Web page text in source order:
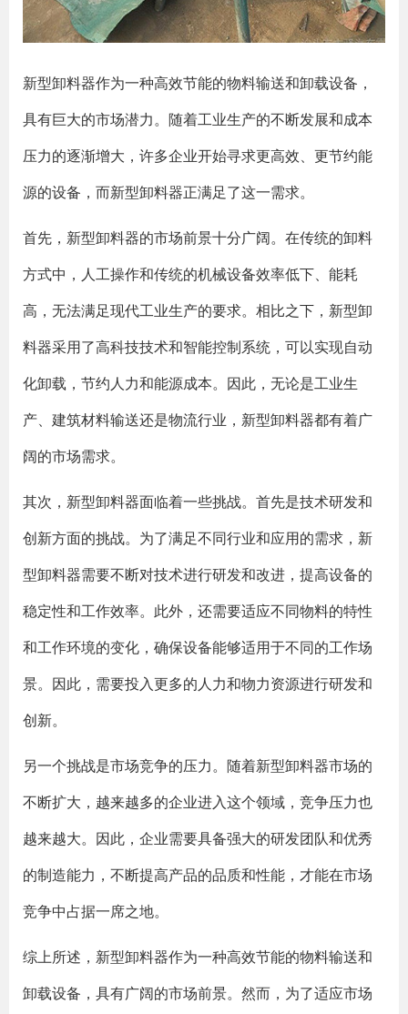
新型卸料器作为一种高效节能的物料输送和卸载设备，
具有巨大的市场潜力。随着工业生产的不断发展和成本
压力的逐渐增大，许多企业开始寻求更高效、更节约能
源的设备，而新型卸料器正满足了这一需求。
首先，新型卸料器的市场前景十分广阔。在传统的卸料
方式中，人工操作和传统的机械设备效率低下、能耗
高，无法满足现代工业生产的要求。相比之下，新型卸
料器采用了高科技技术和智能控制系统，可以实现自动
化卸载，节约人力和能源成本。因此，无论是工业生
产、建筑材料输送还是物流行业，新型卸料器都有着广
阔的市场需求。
其次，新型卸料器面临着一些挑战。首先是技术研发和
创新方面的挑战。为了满足不同行业和应用的需求，新
型卸料器需要不断对技术进行研发和改进，提高设备的
稳定性和工作效率。此外，还需要适应不同物料的特性
和工作环境的变化，确保设备能够适用于不同的工作场
景。因此，需要投入更多的人力和物力资源进行研发和
创新。
另一个挑战是市场竞争的压力。随着新型卸料器市场的
不断扩大，越来越多的企业进入这个领域，竞争压力也
越来越大。因此，企业需要具备强大的研发团队和优秀
的制造能力，不断提高产品的品质和性能，才能在市场
竞争中占据一席之地。
综上所述，新型卸料器作为一种高效节能的物料输送和
卸载设备，具有广阔的市场前景。然而，为了适应市场